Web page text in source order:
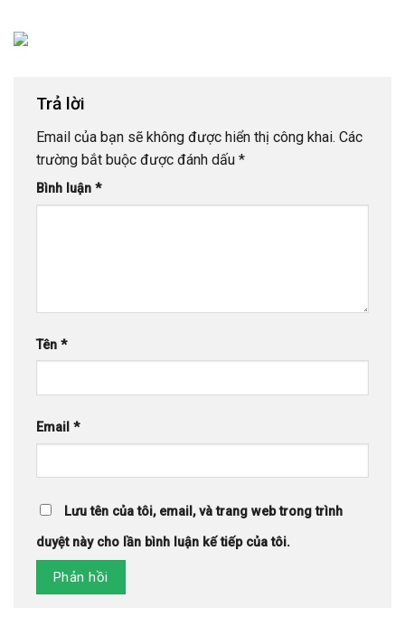
Trả lời
Email của bạn sẽ không được hiển thị công khai. Các
trường bắt buộc được đánh dấu *
Bình luận *
Tên *
Email *
Lưu tên của tôi, email, và trang web trong trình
duyệt này cho lần bình luận kế tiếp của tôi.